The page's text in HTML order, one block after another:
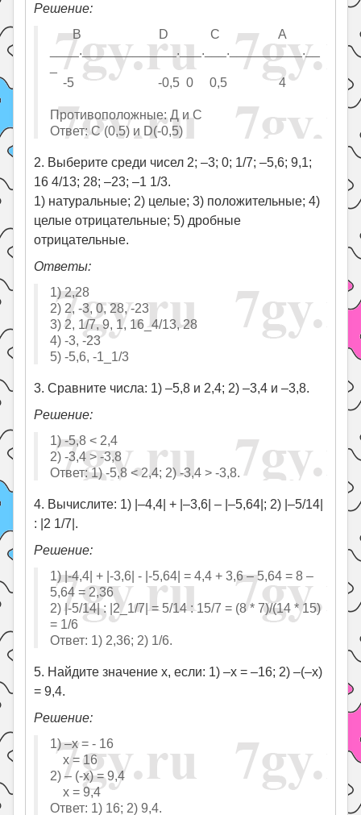
Решение:
В D С А
____._____________.___.___.__________.__
-5 -0,5 0 0,5 4
Противоположные: Д и С
Ответ: С (0,5) и D(-0,5)
2. Выберите среди чисел 2; –3; 0; 1/7; –5,6; 9,1;
16 4/13; 28; –23; –1 1/3.
1) натуральные; 2) целые; 3) положительные; 4)
целые отрицательные; 5) дробные
отрицательные.
Ответы:
1) 2,28
2) 2, -3, 0, 28, -23
3) 2, 1/7, 9, 1, 16_4/13, 28
4) -3, -23
5) -5,6, -1_1/3
3. Сравните числа: 1) –5,8 и 2,4; 2) –3,4 и –3,8.
Решение:
1) -5,8 ˂ 2,4
2) -3,4 ˃ -3,8
Ответ: 1) -5,8 ˂ 2,4; 2) -3,4 ˃ -3,8.
4. Вычислите: 1) |–4,4| + |–3,6| – |–5,64|; 2) |–5/14|
: |2 1/7|.
Решение:
1) |-4,4| + |-3,6| - |-5,64| = 4,4 + 3,6 – 5,64 = 8 –
5,64 = 2,36
2) |-5/14| : |2_1/7| = 5/14 : 15/7 = (8 * 7)/(14 * 15)
= 1/6
Ответ: 1) 2,36; 2) 1/6.
5. Найдите значение х, если: 1) –х = –16; 2) –(–х)
= 9,4.
Решение:
1) –х = - 16
х = 16
2) – (-х) = 9,4
х = 9,4
Ответ: 1) 16; 2) 9,4.